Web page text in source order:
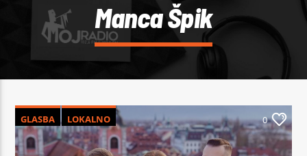
Manca Špik
GLASBA LOKALNO 0